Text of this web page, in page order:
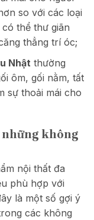
so với các loại
thể thư giãn
thẳng trí óc;
Nhật thường
ôm, gối nằm, tất
sự thoải mái cho
những không
nội thất đa
phù hợp với
là một số gợi ý
các không